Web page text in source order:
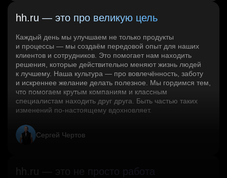
hh.ru — это про великую цель
Каждый день мы улучшаем не только продукты
и процессы — мы создаём передовой опыт для наших
клиентов и сотрудников. Это помогает нам находить
решения, которые действительно меняют жизнь людей
к лучшему. Наша культура — про вовлечённость, заботу
и искреннее желание делать полезное. Мы гордимся тем,
что помогаем крутым компаниям и классным
специалистам находить друг друга. Быть частью таких
изменений по‑настоящему вдохновляет.
Сергей Чертов
hh.ru — это не просто работа